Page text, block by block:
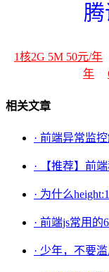
1核2G 5M 50元/年
年
相关文章
· 前端异常监
· 【推荐】前
· 为什么
· 前端js常用的
· 少年，不要